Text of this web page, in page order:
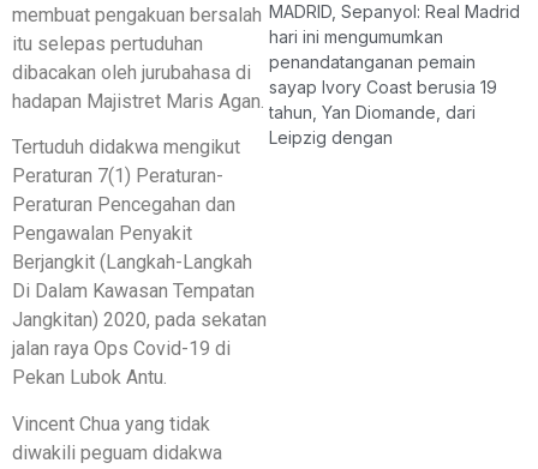
membuat pengakuan bersalah
itu selepas pertuduhan
dibacakan oleh jurubahasa di
hadapan Majistret Maris Agan.
Tertuduh didakwa mengikut
Peraturan 7(1) Peraturan-
Peraturan Pencegahan dan
Pengawalan Penyakit
Berjangkit (Langkah-Langkah
Di Dalam Kawasan Tempatan
Jangkitan) 2020, pada sekatan
jalan raya Ops Covid-19 di
Pekan Lubok Antu.
Vincent Chua yang tidak
diwakili peguam didakwa
MADRID, Sepanyol: Real Madrid
hari ini mengumumkan
penandatanganan pemain
sayap Ivory Coast berusia 19
tahun, Yan Diomande, dari
Leipzig dengan